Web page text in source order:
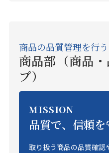
商品の品質管理を行
商品部（商品
プ）
MISSION
品質で、信頼を
取り扱う商品の品質確認